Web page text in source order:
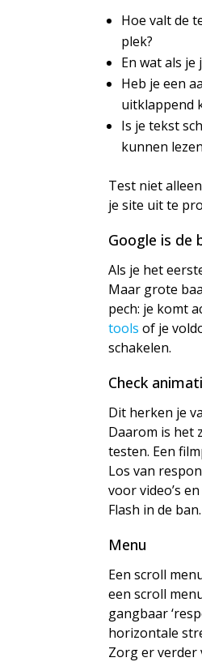
Hoe valt de
plek?
En wat als
Heb je een
uitklappend
Is je tekst
kunnen
Test niet
je site uit te
Google is de
Als je het
Maar grote
pech: je komt
tools of je
schakelen.
Check
Dit herken je
Daarom is het
testen. Een
Los van
voor video’s
Flash in de ban.
Menu
Een scroll
een scroll
gangbaar
horizontale
Zorg er verder